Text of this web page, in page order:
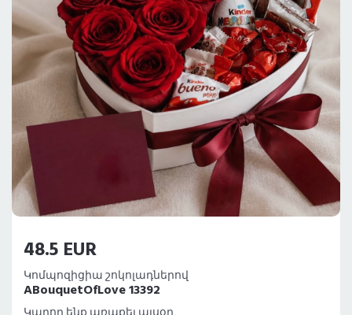
48.5 EUR
Կոմպոզիցիա շոկոլադներով
ABouquetOfLove 13392